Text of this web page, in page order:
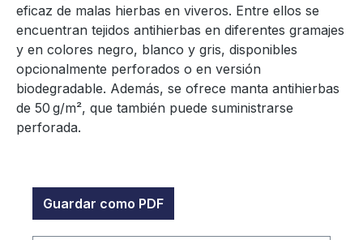
eficaz de malas hierbas en viveros. Entre ellos se
encuentran tejidos antihierbas en diferentes gramajes
y en colores negro, blanco y gris, disponibles
opcionalmente perforados o en versión
biodegradable. Además, se ofrece manta antihierbas
de 50 g/m², que también puede suministrarse
perforada.
Guardar como PDF